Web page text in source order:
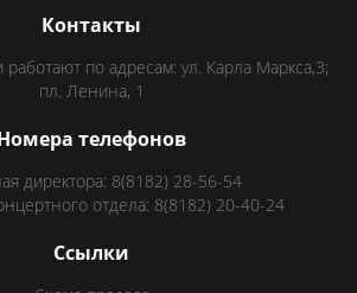
Контакты
по адресам: ул. Карла Маркса,3;
пл. Ленина, 1
телефонов
директора: 8(8182) 28-56-54
отдела: 8(8182) 20-40-24
Ссылки